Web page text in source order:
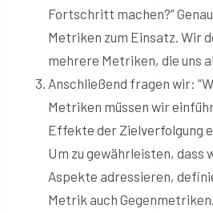
Fortschritt machen?”
Metriken zum Einsatz. Wir
mehrere Metriken, die uns
Anschließend fragen wir:
Metriken müssen wir
Effekte der Zielverfolgung
Um zu gewährleisten, dass
Aspekte adressieren,
Metrik auch